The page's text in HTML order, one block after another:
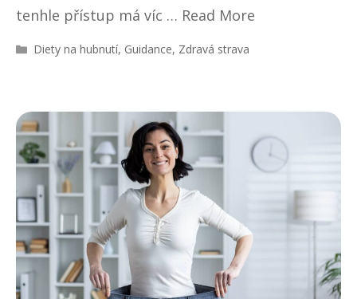
tenhle přístup má víc … Read More
R
i
k
y
Diety na hubnutí, Guidance, Zdravá strava